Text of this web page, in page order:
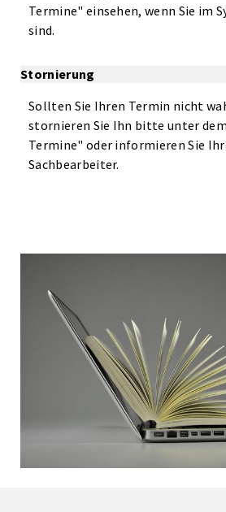
Termine" einsehen, wenn Sie im
sind.
Stornierung
Sollten Sie Ihren Termin nicht
stornieren Sie Ihn bitte unter
Termine" oder informieren Sie
Sachbearbeiter.